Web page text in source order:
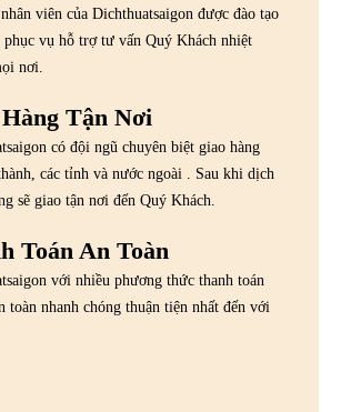
viên của Dichthuatsaigon được đào tạo
phục vụ hỗ trợ tư vấn Quý Khách nhiệt
nơi.
Tận Nơi
có đội ngũ chuyên biệt giao hàng
các tỉnh và nước ngoài . Sau khi dịch
sẽ giao tận nơi đến Quý Khách.
Toán An Toàn
với nhiều phương thức thanh toán
toàn nhanh chóng thuận tiện nhất đến với